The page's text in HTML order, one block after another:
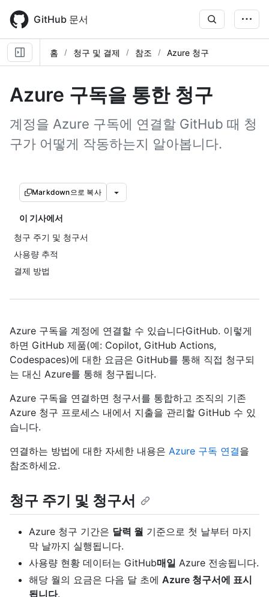
main
content
GitHub 문서
홈 청구 및 결제 참조 Azure 청구
Azure 구독을 통한 청구
계정을 Azure 구독에 연결할 GitHub 때 청
구가 어떻게 작동하는지 알아봅니다.
Markdown으로 복사
이 기사에서
청구 주기 및 청구서
사용량 추적
결제 방법
Azure 구독을 계정에 연결할 수 있습니다GitHub. 이렇게
하면 GitHub 제품(예: Copilot, GitHub Actions,
Codespaces)에 대한 요금은 GitHub를 통해 직접 청구되
는 대신 Azure를 통해 청구됩니다.
Azure 구독을 연결하면 청구서를 통합하고 조직의 기존
Azure 청구 프로세스 내에서 지출을 관리할 GitHub 수 있
습니다.
연결하는 방법에 대한 자세한 내용은 Azure 구독 연결을
참조하세요.
청구 주기 및 청구서
Azure 청구 기간은 달력 월 기준으로 첫 날부터 마지
막 날까지 실행됩니다.
사용량 현황 데이터는 GitHub매일 Azure 전송됩니다.
해당 월의 요금은 다음 달 초에 Azure 청구서에 표시
됩니다.